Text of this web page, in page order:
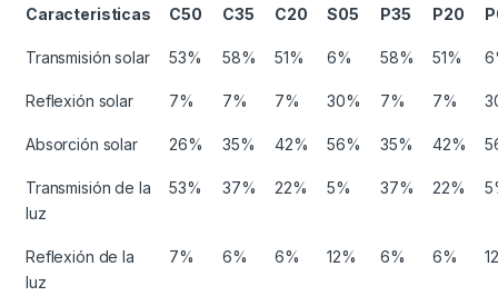
Caracteristicas
C50
C35
C20
S05
P35
P20
Transmisión solar 53% 58% 51% 6% 58% 51%
Reflexión solar 7% 7% 7% 30% 7% 7%
Absorción solar 26% 35% 42% 56% 35% 42%
Transmisión de la
luz
53% 37% 22% 5% 37% 22%
Reflexión de la
luz
7% 6% 6% 12% 6% 6%